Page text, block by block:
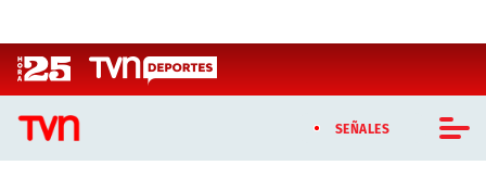
SEÑALES